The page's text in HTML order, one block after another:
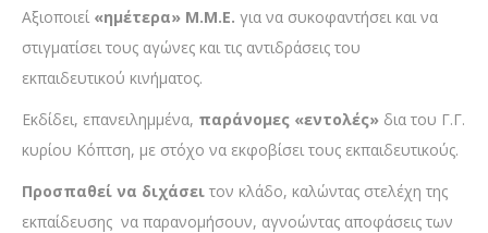
Αξιοποιεί «ημέτερα» Μ.Μ.Ε. για να συκοφαντήσει και να
στιγματίσει τους αγώνες και τις αντιδράσεις του
εκπαιδευτικού κινήματος.
Εκδίδει, επανειλημμένα, παράνομες «εντολές» δια του Γ.Γ.
κυρίου Κόπτση, με στόχο να εκφοβίσει τους εκπαιδευτικούς.
Προσπαθεί να διχάσει τον κλάδο, καλώντας στελέχη της
εκπαίδευσης να παρανομήσουν, αγνοώντας αποφάσεις των